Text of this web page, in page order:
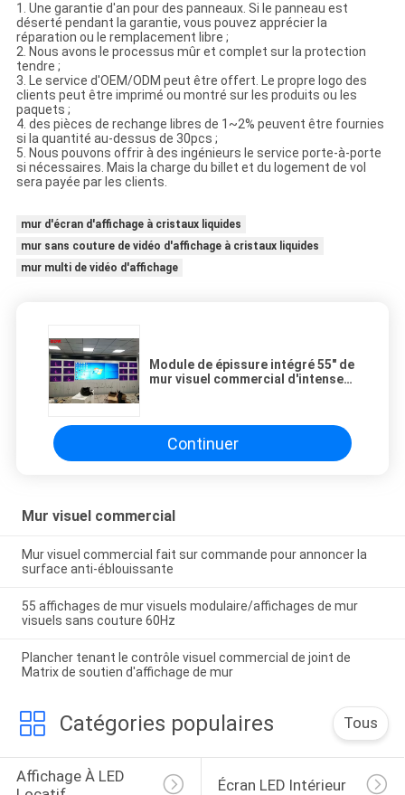
1. Une garantie d'an pour des panneaux. Si le panneau est
déserté pendant la garantie, vous pouvez apprécier la
réparation ou le remplacement libre ;
2. Nous avons le processus mûr et complet sur la protection
tendre ;
3. Le service d'OEM/ODM peut être offert. Le propre logo des
clients peut être imprimé ou montré sur les produits ou les
paquets ;
4. des pièces de rechange libres de 1~2% peuvent être fournies
si la quantité au-dessus de 30pcs ;
5. Nous pouvons offrir à des ingénieurs le service porte-à-porte
si nécessaires. Mais la charge du billet et du logement de vol
sera payée par les clients.
mur d'écran d'affichage à cristaux liquides
mur sans couture de vidéo d'affichage à cristaux liquides
mur multi de vidéo d'affichage
Module de épissure intégré 55" de
mur visuel commercial d'intense
Continuer
Mur visuel commercial
Mur visuel commercial fait sur commande pour annoncer la
surface anti-éblouissante
55 affichages de mur visuels modulaire/affichages de mur
visuels sans couture 60Hz
Plancher tenant le contrôle visuel commercial de joint de
Matrix de soutien d'affichage de mur
Catégories populaires Tous
Affichage À LED
Écran LED Intérieur